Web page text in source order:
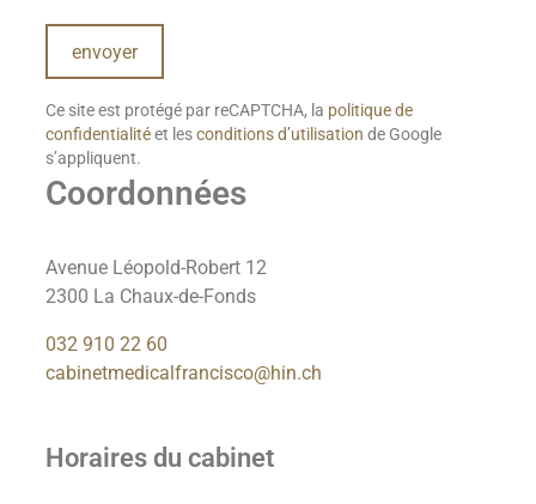
Ce site est protégé par reCAPTCHA, la politique de
confidentialitéet lesconditions d’utilisation de Google
s’appliquent.
Coordonnées
Avenue Léopold-Robert 12
2300 La Chaux-de-Fonds
032 910 22 60
cabinetmedicalfrancisco@hin.ch
Horaires du cabinet